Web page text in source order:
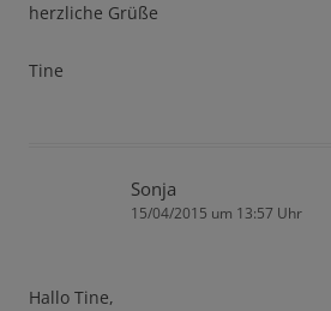
herzliche Grüße
Tine
Sonja
15/04/2015 um 13:57 Uhr
Hallo Tine,